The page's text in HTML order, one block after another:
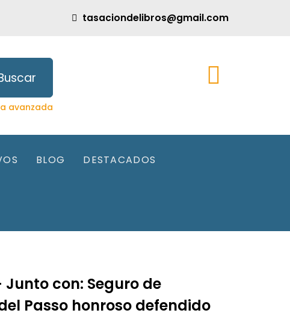
tasaciondelibros@gmail.com
avanzada
BLOG DESTACADOS
con: Seguro de
Passo honroso defendido